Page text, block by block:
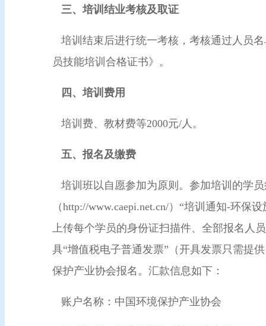
三、培训结业考核及取证
培训结束后进行统一考核，考核通过人员
员技能培训合格证书》。
四、培训费用
培训费、教材费等2000元/人。
五、报名及缴费
培训班以自愿参加为原则。参加培训的学
（http://www.caepi.net.cn/）“培训通知-环
上传每个学员的身份证扫描件、全部报名人
具“增值税电子普通发票”（开具发票只需提
保护产业协会报名。汇款信息如下：
账户名称：中国环境保护产业协会